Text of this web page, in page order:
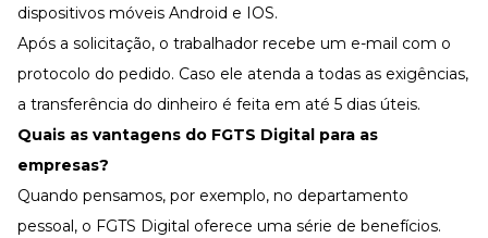
dispositivos móveis Android e IOS.
Após a solicitação, o trabalhador recebe um e-mail com o
protocolo do pedido. Caso ele atenda a todas as exigências,
a transferência do dinheiro é feita em até 5 dias úteis.
Quais as vantagens do FGTS Digital para as
empresas?
Quando pensamos, por exemplo, no departamento
pessoal, o FGTS Digital oferece uma série de benefícios.